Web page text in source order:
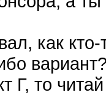
как
Г, то